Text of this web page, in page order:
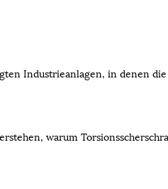
Industrieanlagen, in denen
warum